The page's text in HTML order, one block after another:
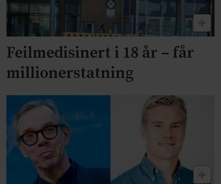
Feilmedisinert i 18 år – får
millionerstatning